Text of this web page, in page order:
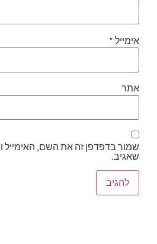
אימייל*
אתר
שמור בדפדפן זה את השם,
שאגיב.